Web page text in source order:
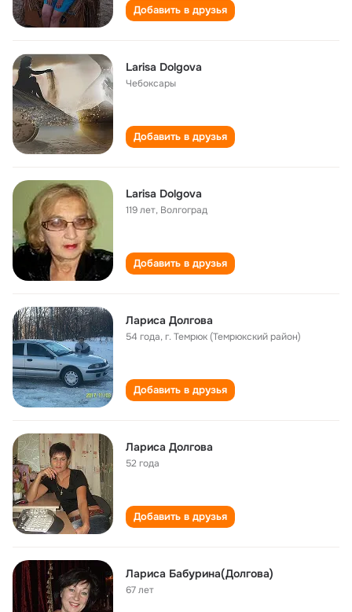
Добавить в друзья
Larisa Dolgova
Чебоксары
Добавить в друзья
Larisa Dolgova
119 лет, Волгоград
Добавить в друзья
Лариса Долгова
54 года,г. Темрюк (Темрюкский район)
Добавить в друзья
Лариса Долгова
52 года
Добавить в друзья
Лариса Бабурина(Долгова)
67 лет